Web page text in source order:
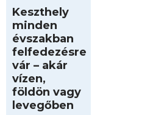
Keszthely
minden
évszakban
felfedezésre
vár – akár
vízen,
földön vagy
levegőben